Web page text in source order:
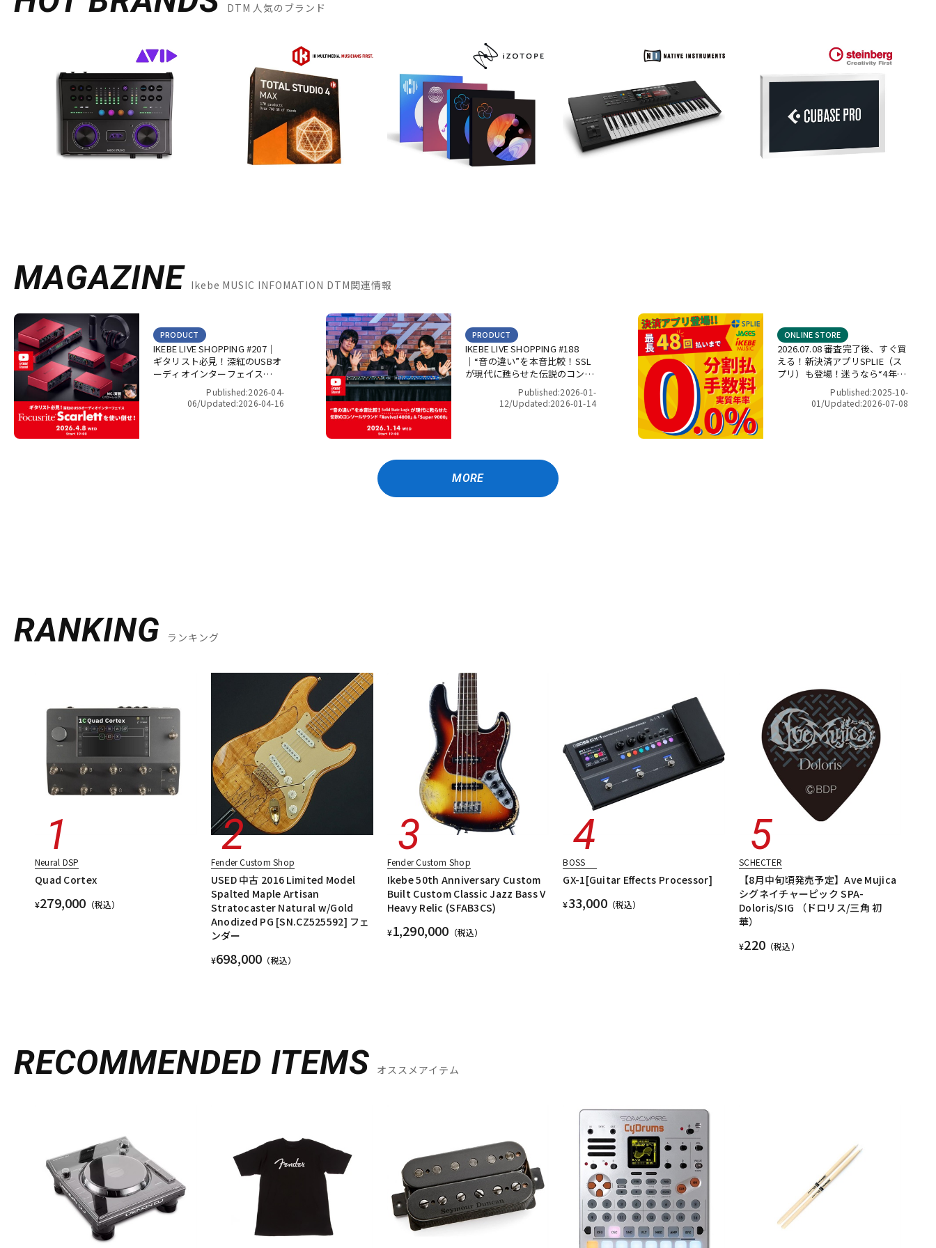
DTM 人気のブランド
MAGAZINE Ikebe MUSIC INFOMATION DTM関連情報
IKEBE LIVE SHOPPING #207｜
ギタリスト必見！深紅のUSBオ
ーディオインターフェイス
Focusrite Scarlett を使い倒
せ！【presented by パワーレ
PRODUCT
Published:2026-04-
06/Updated:2026-04-16
IKEBE LIVE SHOPPING #188
｜“音の違い”を本音比較！SSL
が現代に甦らせた伝説のコンソ
ールサウンド「Revival 4000」
＆「Super 9000」【presented
by パワーレック】
PRODUCT
Published:2026-01-
12/Updated:2026-01-14
2026.07.08 審査完了後、すぐ買
える！新決済アプリSPLIE（ス
プリ）も登場！迷うなら“4年間
金利ゼロ！”最長48回 無金利キ
ャンペーン
ONLINE STORE
Published:2025-10-
01/Updated:2026-07-08
MORE
RANKING ランキング
Neural DSP
Quad Cortex
¥279,000 （税込）
Fender Custom Shop
USED 中古 2016 Limited Model
Spalted Maple Artisan
Stratocaster Natural w/Gold
Anodized PG [SN.CZ525592] フェ
ンダー
¥698,000 （税込）
Fender Custom Shop
Ikebe 50th Anniversary Custom
Built Custom Classic Jazz Bass V
Heavy Relic (SFAB3CS)
¥1,290,000 （税込）
BOSS
GX-1[Guitar Effects Processor]
¥33,000（税込）
SCHECTER
【8月中旬頃発売予定】Ave Mujica
シグネイチャーピック SPA-
Doloris/SIG （ドロリス/三角 初
華）
¥220 （税込）
RECOMMENDED ITEMS オススメアイテム